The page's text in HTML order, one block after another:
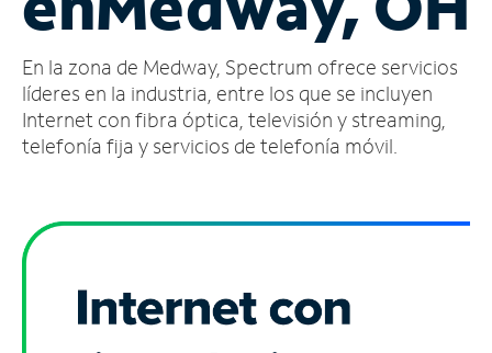
cuenta
Encuentra
una
tienda
En la zona de Medway, Spectrum ofrece servicios
líderes en la industria, entre los que se incluyen
Internet con fibra óptica, televisión y streaming,
telefonía fija y servicios de telefonía móvil.